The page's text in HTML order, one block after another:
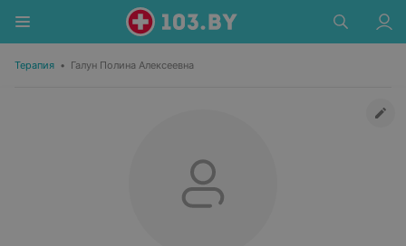
Терапия • Галун Полина Алексеевна